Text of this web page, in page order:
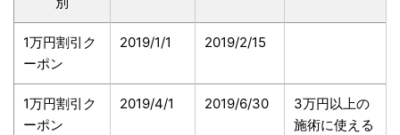
1万円割引ク
ーポン
2019/1/1 2019/2/15
1万円割引ク
ーポン
2019/4/1 2019/6/30
3万円以上の
施術に使える